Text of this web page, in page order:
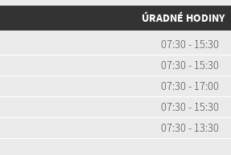
ÚRADNÉ HODINY
07:30 - 15:30
07:30 - 15:30
07:30 - 17:00
07:30 - 15:30
07:30 - 13:30